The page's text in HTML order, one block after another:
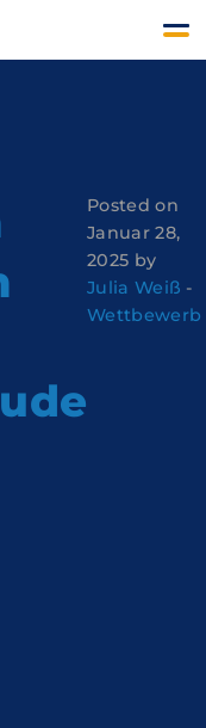
Posted on
Januar 28,
2025 by
Julia Weiß -
Wettbewerb